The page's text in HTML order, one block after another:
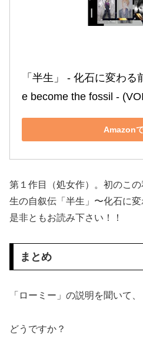
「半生」 ‐ 化石に変わる
e become the fossil ‐
Amazon
第１作目（処女作）。初のこ
生の自叙伝「半生」〜化石に変
是非ともお読み下さい！！
まとめ
「ローミー」の説明を聞いて、
どうですか？